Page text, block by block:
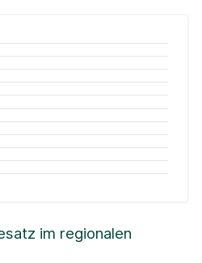
im regionalen